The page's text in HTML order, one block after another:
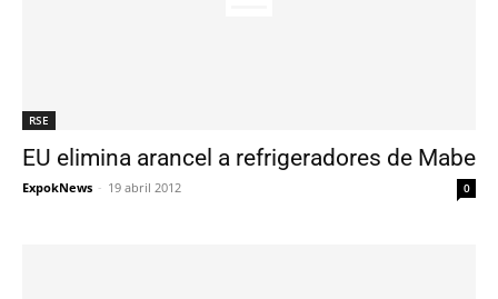
RSE
EU elimina arancel a refrigeradores de Mabe
ExpokNews - 19 abril 2012 0